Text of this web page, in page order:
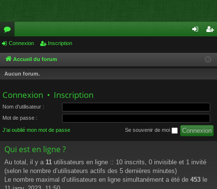
or
u
m
cri
Connexion Inscription
Accueil du forum
Aucun forum.
Connexion • Inscription
Nom d’utilisateur :
Mot de passe :
J’ai oublié mon mot de passe Se souvenir de moi
Qui est en ligne ?
Au total, il y a 11 utilisateurs en ligne :: 10 inscrits, 0 invisible et 1 invité
(selon le nombre d’utilisateurs actifs des 5 dernières minutes)
Le nombre maximal d’utilisateurs en ligne simultanément a été de 453 le